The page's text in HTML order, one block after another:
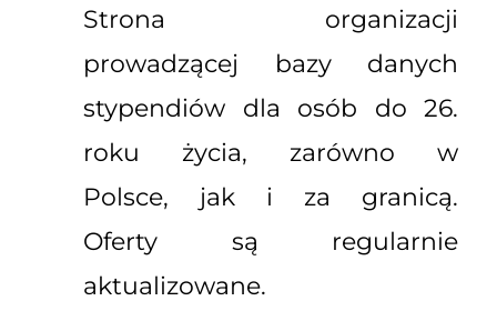
Strona organizacji
prowadzącej bazy danych
stypendiów dla osób do 26.
roku życia, zarówno w
Polsce, jak i za granicą.
Oferty są regularnie
aktualizowane.